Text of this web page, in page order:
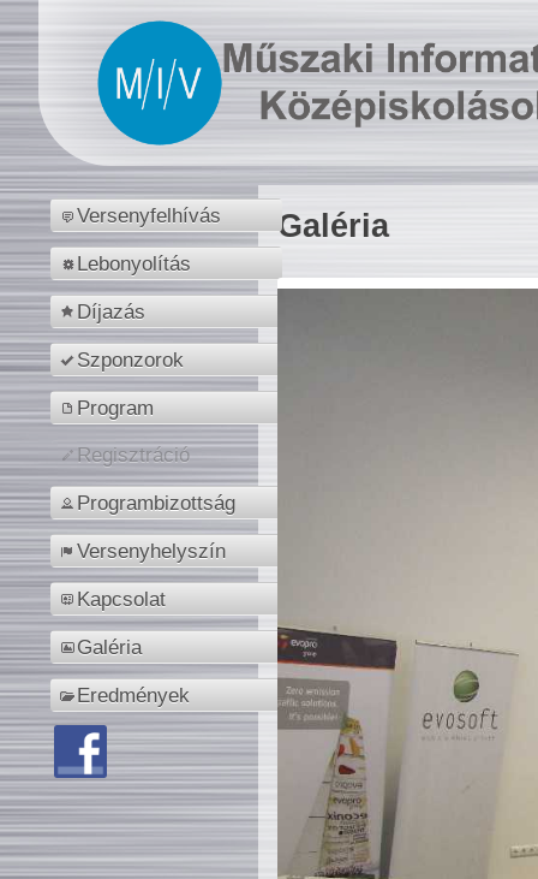
Versenyfelhívás
Lebonyolítás
Díjazás
Szponzorok
Program
Regisztráció
Programbizottság
Versenyhelyszín
Kapcsolat
Galéria
Eredmények
Galéria